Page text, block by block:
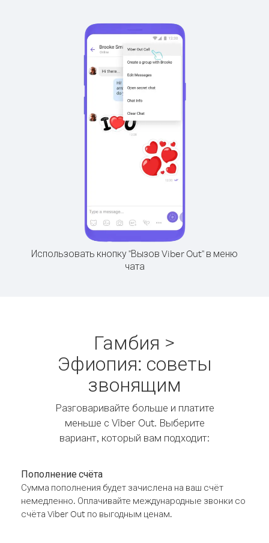
Использовать кнопку "Вызов Viber Out" в меню
чата
Гамбия >
Эфиопия: советы
звонящим
Разговаривайте больше и платите
меньше с Viber Out. Выберите
вариант, который вам подходит:
Пополнение счёта
Сумма пополнения будет зачислена на ваш счёт
немедленно. Оплачивайте международные звонки со
счёта Viber Out по выгодным ценам.